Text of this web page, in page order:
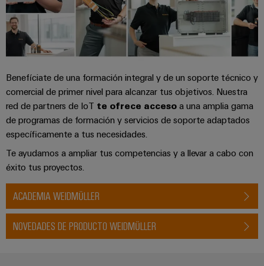
Benefíciate de una formación integral y de un soporte técnico y
comercial de primer nivel para alcanzar tus objetivos. Nuestra
red de partners de IoT te ofrece acceso a una amplia gama
de programas de formación y servicios de soporte adaptados
específicamente a tus necesidades.
Te ayudamos a ampliar tus competencias y a llevar a cabo con
éxito tus proyectos.
ACADEMIA WEIDMÜLLER
NOVEDADES DE PRODUCTO WEIDMÜLLER